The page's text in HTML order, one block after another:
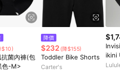
$10)
菌內褲(包
色-M>
降價
$232 (降$155)
Toddler Bike Shorts
Carter's
ikini
ck